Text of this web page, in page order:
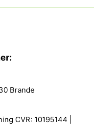
Brande
CVR: 10195144 |